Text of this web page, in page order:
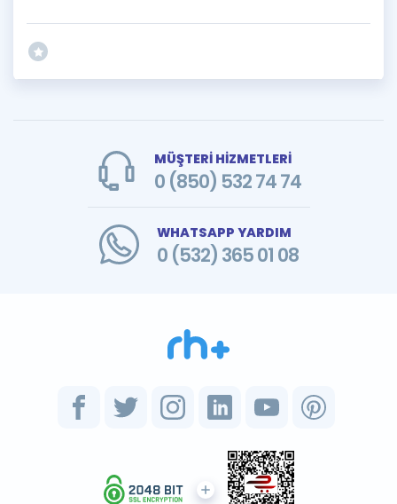
MÜŞTERİ HİZMETLERİ
0 (850) 532 74 74
WHATSAPP YARDIM
0 (532) 365 01 08